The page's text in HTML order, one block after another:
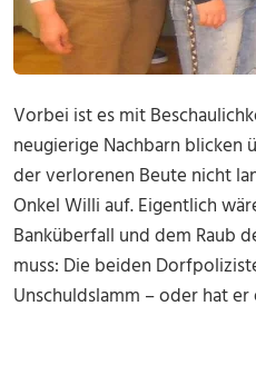
Vorbei ist es mit
neugierige Nachbarn blicken
der verlorenen Beute nicht
Onkel Willi auf. Eigentlich
Banküberfall und dem Raub
muss: Die beiden
Unschuldslamm – oder hat